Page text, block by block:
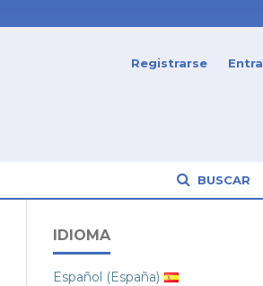
BUSCAR
Registrarse
IDIOMA
Español (España)